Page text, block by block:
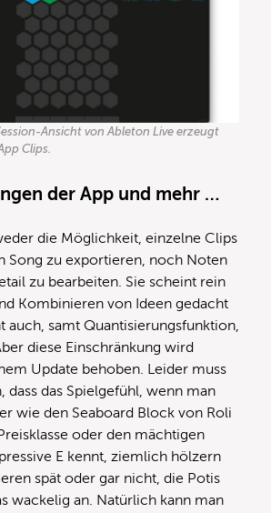
Ansicht von Ableton Live erzeugt
Clips.
der App und mehr …
die Möglichkeit, einzelne Clips
Song zu exportieren, noch Noten
zu bearbeiten. Sie scheint rein
Kombinieren von Ideen gedacht
auch, samt Quantisierungsfunktion,
diese Einschränkung wird
Update behoben. Leider muss
dass das Spielgefühl, wenn man
wie den Seaboard Block von Roli
oder den mächtigen
E kennt, ziemlich hölzern
spät oder gar nicht, die Potis
wackelig an. Natürlich kann man